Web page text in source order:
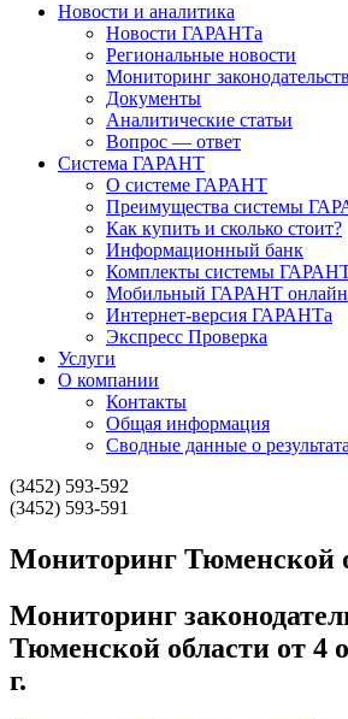
Новости и аналитика
Новости ГАРАНТа
Региональные новости
Мониторинг
Документы
Аналитические статьи
Вопрос — ответ
Система ГАРАНТ
О системе ГАРАНТ
Преимущества системы
Как купить и сколько стоит?
Информационный банк
Комплекты системы
Мобильный ГАРАНТ онлайн
Интернет-версия ГАРАНТа
Экспресс Проверка
Услуги
О компании
Контакты
Общая информация
Сводные данные о
(3452) 593-592
(3452) 593-591
Мониторинг Тюменской
Мониторинг
Тюменской области от 4
г.